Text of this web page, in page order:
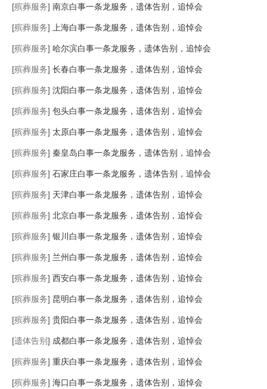
[殡葬服务] 南京白事一条龙服务，遗体告别，追悼会
[殡葬服务] 上海白事一条龙服务，遗体告别，追悼会
[殡葬服务] 哈尔滨白事一条龙服务，遗体告别，追悼会
[殡葬服务] 长春白事一条龙服务，遗体告别，追悼会
[殡葬服务] 沈阳白事一条龙服务，遗体告别，追悼会
[殡葬服务] 包头白事一条龙服务，遗体告别，追悼会
[殡葬服务] 太原白事一条龙服务，遗体告别，追悼会
[殡葬服务] 秦皇岛白事一条龙服务，遗体告别，追悼会
[殡葬服务] 石家庄白事一条龙服务，遗体告别，追悼会
[殡葬服务] 天津白事一条龙服务，遗体告别，追悼会
[殡葬服务] 北京白事一条龙服务，遗体告别，追悼会
[殡葬服务] 银川白事一条龙服务，遗体告别，追悼会
[殡葬服务] 兰州白事一条龙服务，遗体告别，追悼会
[殡葬服务] 西安白事一条龙服务，遗体告别，追悼会
[殡葬服务] 昆明白事一条龙服务，遗体告别，追悼会
[殡葬服务] 贵阳白事一条龙服务，遗体告别，追悼会
[遗体告别] 成都白事一条龙服务，遗体告别，追悼会
[殡葬服务] 重庆白事一条龙服务，遗体告别，追悼会
[殡葬服务] 海口白事一条龙服务，遗体告别，追悼会